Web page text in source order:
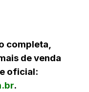
completa,
de venda
oficial:
.